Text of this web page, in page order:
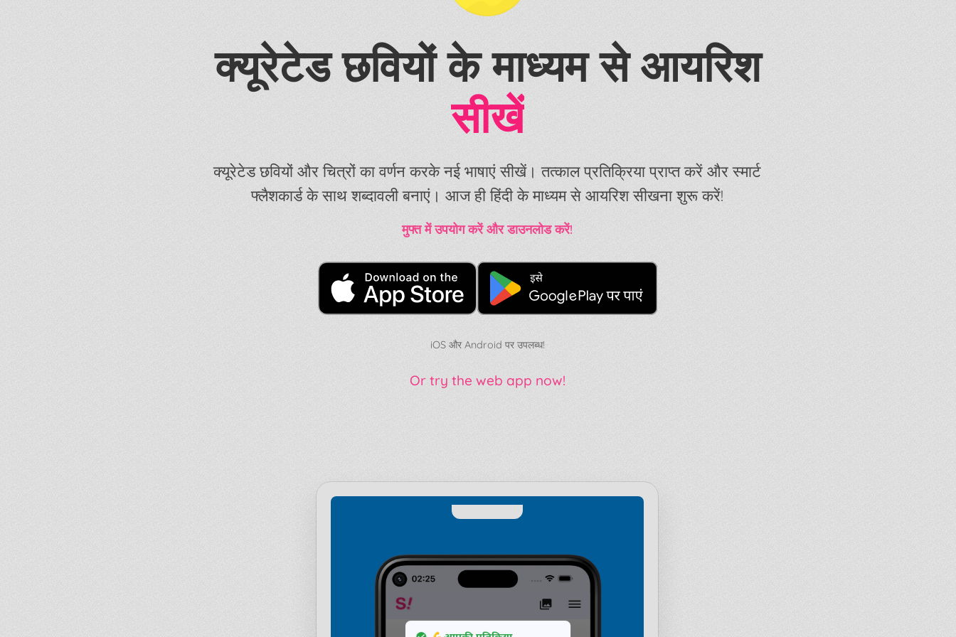
क्यूरेटेड छवियों के माध्यम से आयरिश
सीखें
क्यूरेटेड छवियों और चित्रों का वर्णन करके नई भाषाएं सीखें। तत्काल प्रतिक्रिया प्राप्त करें और स्मार्ट
फ्लैशकार्ड के साथ शब्दावली बनाएं। आज ही हिंदी के माध्यम से आयरिश सीखना शुरू करें!
मुफ्त में उपयोग करें और डाउनलोड करें!
iOS और Android पर उपलब्ध!
Or try the web app now!